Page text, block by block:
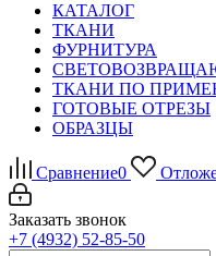
КАТАЛОГ
ТКАНИ
ФУРНИТУРА
ТКАНИ ПО
ГОТОВЫЕ ОТРЕЗЫ
ОБРАЗЦЫ
Сравнение0
Заказать звонок
+7 (4932) 52-85-50